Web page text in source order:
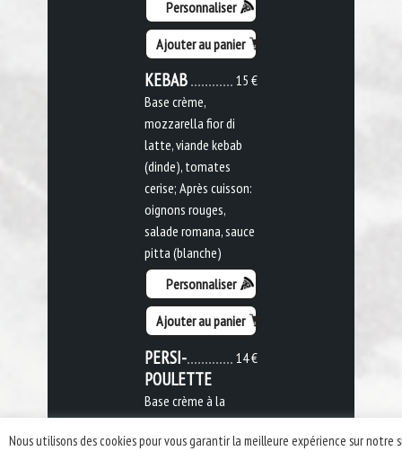
Personnaliser
Ajouter au panier
15 €
KEBAB
Base crème,
mozzarella fior di
latte, viande kebab
(dinde), tomates
cerise; Après cuisson:
oignons rouges,
salade romana, sauce
pitta (blanche)
Personnaliser
Ajouter au panier
14 €
PERSI-
POULETTE
Base crème à la
moutarde,
mozzarella fior di
Nous utilisons des cookies pour vous garantir la meilleure expérience sur notre